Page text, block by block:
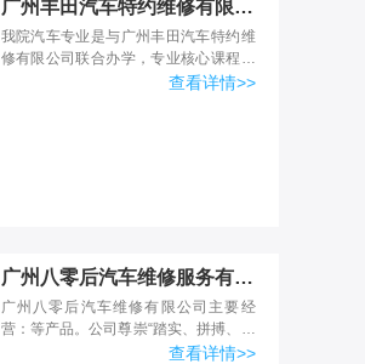
广州丰田汽车特约维修有限公司联合办学
我院汽车专业是与广州丰田汽车特约维
修有限公司联合办学，专业核心课程及
实践课程均由企业开展，丰田企业投入
查看详情>>
广州八零后汽车维修服务有限公司
广州八零后汽车维修有限公司主要经
营：等产品。公司尊崇“踏实、拼搏、责
任”的企业精神，并以诚信、共赢、开创
查看详情>>